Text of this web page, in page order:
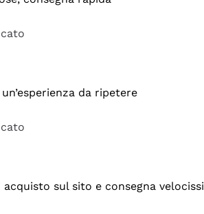
da ripetere
sul sito e consegna